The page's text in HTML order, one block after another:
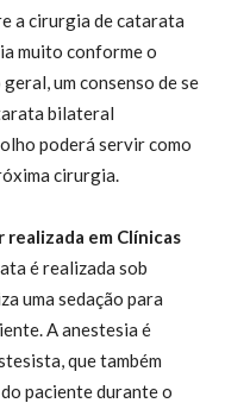
a cirurgia de catarata
muito conforme o
um consenso de se
bilateral
poderá servir como
cirurgia.
em Clínicas
é realizada sob
uma sedação para
A anestesia é
que também
paciente durante o